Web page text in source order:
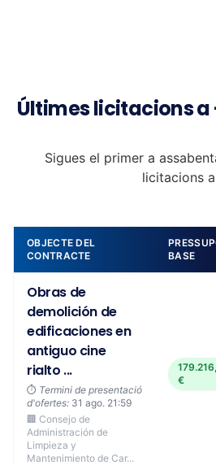
Últimes licitacions a
Sigues el primer a
licitacions
OBJECTE DEL
CONTRACTE
BASE
Obras de
demolición de
edificaciones en
antiguo cine
rialto ...
⏱️ Termini de presentació
d'ofertes: 31 ago. 21:59
🏢 Consejo de
Administración de
Limpieza y
Mantenimiento de Car...
€